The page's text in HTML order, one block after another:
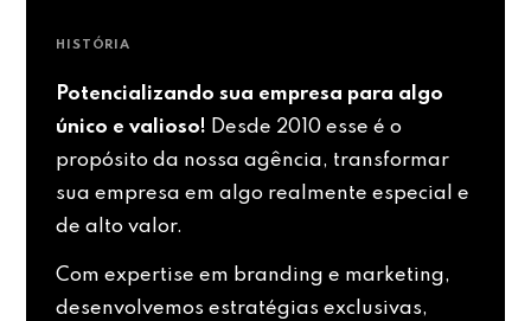
HISTÓRIA
Potencializando sua empresa para algo
único e valioso! Desde 2010 esse é o
propósito da nossa agência, transformar
sua empresa em algo realmente especial e
de alto valor.
Com expertise em branding e marketing,
desenvolvemos estratégias exclusivas,